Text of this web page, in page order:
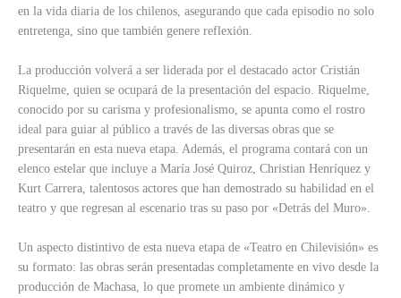
en la vida diaria de los chilenos, asegurando que cada episodio no solo
entretenga, sino que también genere reflexión.
La producción volverá a ser liderada por el destacado actor Cristián
Riquelme, quien se ocupará de la presentación del espacio. Riquelme,
conocido por su carisma y profesionalismo, se apunta como el rostro
ideal para guiar al público a través de las diversas obras que se
presentarán en esta nueva etapa. Además, el programa contará con un
elenco estelar que incluye a María José Quiroz, Christian Henríquez y
Kurt Carrera, talentosos actores que han demostrado su habilidad en el
teatro y que regresan al escenario tras su paso por «Detrás del Muro».
Un aspecto distintivo de esta nueva etapa de «Teatro en Chilevisión» es
su formato: las obras serán presentadas completamente en vivo desde la
producción de Machasa, lo que promete un ambiente dinámico y